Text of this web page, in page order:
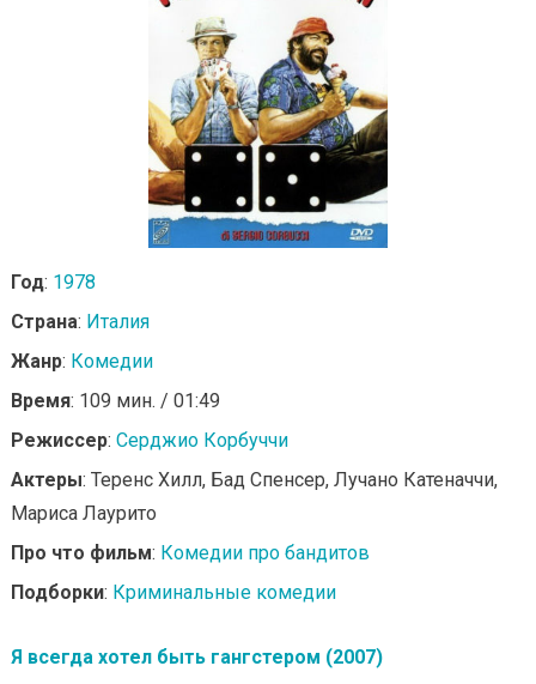
Год: 1978
Страна: Италия
Жанр: Комедии
Время: 109 мин. / 01:49
Режиссер: Серджио Корбуччи
Актеры: Теренс Хилл, Бад Спенсер, Лучано Катеначчи,
Мариса Лаурито
Про что фильм: Комедии про бандитов
Подборки: Криминальные комедии
Я всегда хотел быть гангстером (2007)